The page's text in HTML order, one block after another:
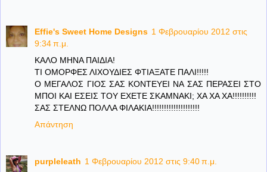
Effie's Sweet Home Designs 1 Φεβρουαρίου 2012 στις
9:34 π.μ.
ΚΑΛΟ ΜΗΝΑ ΠΑΙΔΙΑ!
ΤΙ ΟΜΟΡΦΕΣ ΛΙΧΟΥΔΙΕΣ ΦΤΙΑΞΑΤΕ ΠΑΛΙ!!!!!
Ο ΜΕΓΑΛΟΣ ΓΙΟΣ ΣΑΣ ΚΟΝΤΕΥΕΙ ΝΑ ΣΑΣ ΠΕΡΑΣΕΙ ΣΤΟ
ΜΠΟΙ ΚΑΙ ΕΣΕΙΣ ΤΟΥ ΕΧΕΤΕ ΣΚΑΜΝΑΚΙ; ΧΑ ΧΑ ΧΑ!!!!!!!!!!
ΣΑΣ ΣΤΕΛΝΩ ΠΟΛΛΑ ΦΙΛΑΚΙΑ!!!!!!!!!!!!!!!!!!!!
Απάντηση
purpleleath 1 Φεβρουαρίου 2012 στις 9:40 π.μ.